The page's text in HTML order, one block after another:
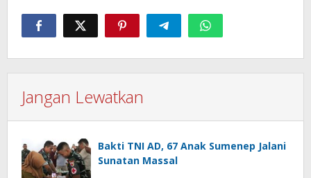
Jangan Lewatkan
Bakti TNI AD, 67 Anak Sumenep Jalani
Sunatan Massal